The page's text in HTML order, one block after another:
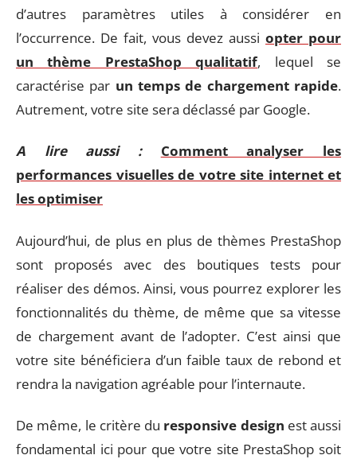
d’autres paramètres utiles à considérer en
l’occurrence. De fait, vous devez aussi opter pour
un thème PrestaShop qualitatif, lequel se
caractérise par un temps de chargement rapide.
Autrement, votre site sera déclassé par Google.
A lire aussi :
Comment analyser les
performances visuelles de votre site internet et
les optimiser
Aujourd’hui, de plus en plus de thèmes PrestaShop
sont proposés avec des boutiques tests pour
réaliser des démos. Ainsi, vous pourrez explorer les
fonctionnalités du thème, de même que sa vitesse
de chargement avant de l’adopter. C’est ainsi que
votre site bénéficiera d’un faible taux de rebond et
rendra la navigation agréable pour l’internaute.
De même, le critère du responsive design est aussi
fondamental ici pour que votre site PrestaShop soit